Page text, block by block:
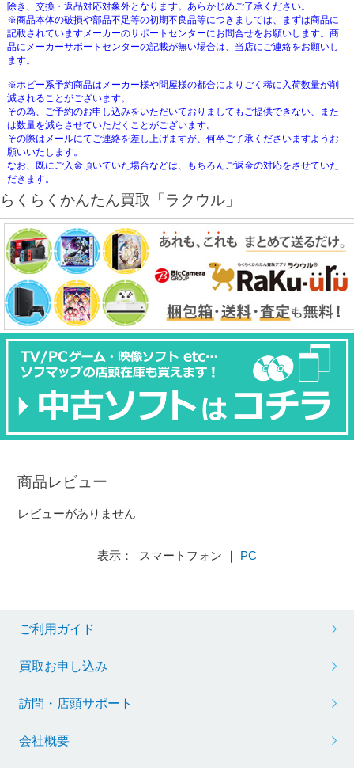
除き、交換・返品対応対象外となります。あらかじめご了承ください。
※商品本体の破損や部品不足等の初期不良品等につきましては、まずは商品に
記載されていますメーカーのサポートセンターにお問合せをお願いします。商
品にメーカーサポートセンターの記載が無い場合は、当店にご連絡をお願いし
ます。
※ホビー系予約商品はメーカー様や問屋様の都合によりごく稀に入荷数量が削
減されることがございます。
その為、ご予約のお申し込みをいただいておりましてもご提供できない、また
は数量を減らさせていただくことがございます。
その際はメールにてご連絡を差し上げますが、何卒ご了承くださいますようお
願いいたします。
なお、既にご入金頂いていた場合などは、もちろんご返金の対応をさせていた
だきます。
らくらくかんたん買取「ラクウル」
商品レビュー
レビューがありません
表示： スマートフォン ｜ PC
ご利用ガイド
買取お申し込み
訪問・店頭サポート
会社概要